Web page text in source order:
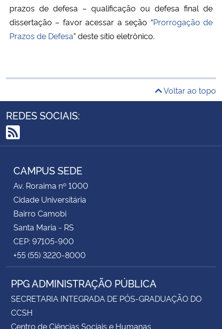
Banco Central do Brasil
Planalto
prazos de defesa – qualificação ou defesa final de
dissertação – favor acessar a seção “Prorrogação de
Prazos de Defesa” deste sítio eletrônico.
Voltar ao topo
REDES SOCIAIS:
RSS
CAMPUS SEDE
Av. Roraima nº 1000
Cidade Universitária
Bairro Camobi
Santa Maria - RS
CEP: 97105-900
+55 (55) 3220-8000
PPG ADMINISTRAÇÃO PÚBLICA
SECRETARIA INTEGRADA DE PÓS-GRADUAÇÃO DO
CCSH
Centro de Ciências Sociais e Humanas